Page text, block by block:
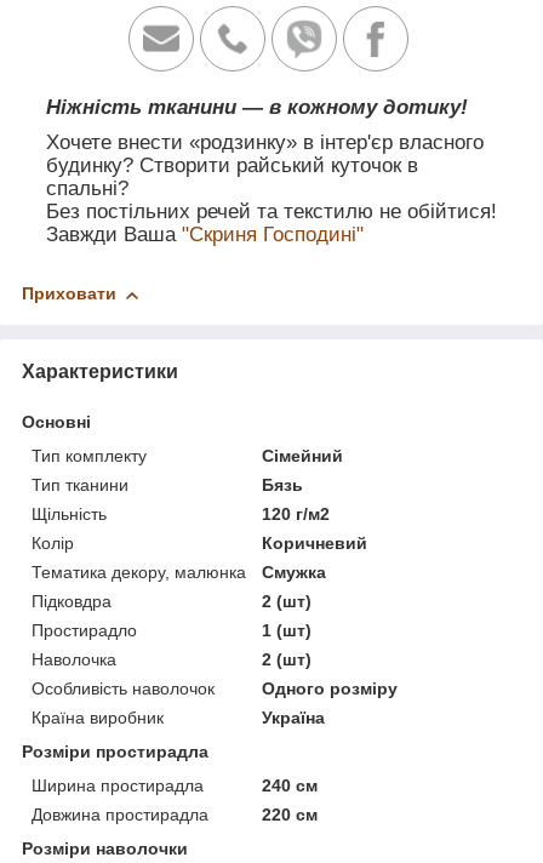
Ніжність тканини — в кожному дотику!
Хочете внести «родзинку» в інтер'єр власного
будинку? Створити райський куточок в
спальні?
Без постільних речей та текстилю не обійтися!
Завжди Ваша "Скриня Господині"
Приховати
Характеристики
Основні
Тип комплекту
Сімейний
Тип тканини
Бязь
Щільність
120 г/м2
Колір
Коричневий
Тематика декору, малюнка
Смужка
Підковдра
2 (шт)
Простирадло
1 (шт)
Наволочка
2 (шт)
Особливість наволочок
Одного розміру
Країна виробник
Україна
Розміри простирадла
Ширина простирадла
240 см
Довжина простирадла
220 см
Розміри наволочки